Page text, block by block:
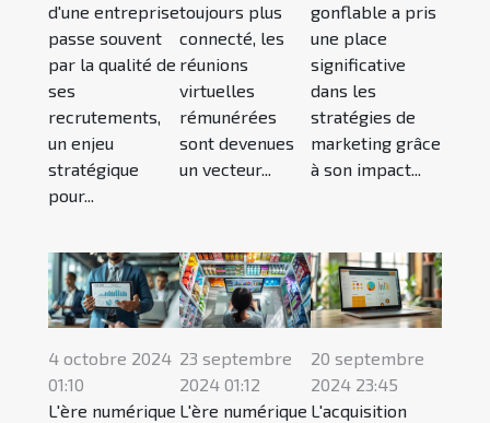
d'une entreprise
passe souvent
par la qualité de
ses
recrutements,
un enjeu
stratégique
pour...
toujours plus
connecté, les
réunions
virtuelles
rémunérées
sont devenues
un vecteur...
gonflable a pris
une place
significative
dans les
stratégies de
marketing grâce
à son impact...
4 octobre 2024
01:10
L'ère numérique
23 septembre
2024 01:12
L'ère numérique
20 septembre
2024 23:45
L'acquisition